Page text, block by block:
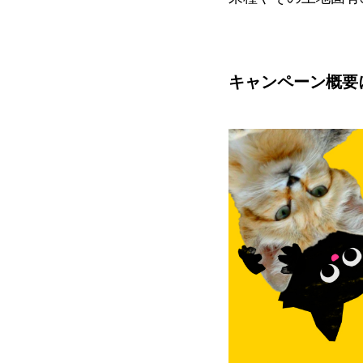
キャンペーン概